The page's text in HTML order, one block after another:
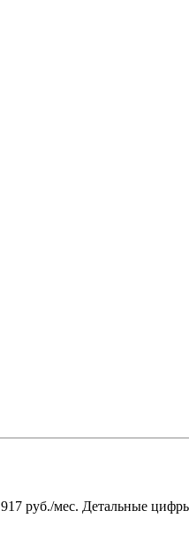
руб./мес. Детальные